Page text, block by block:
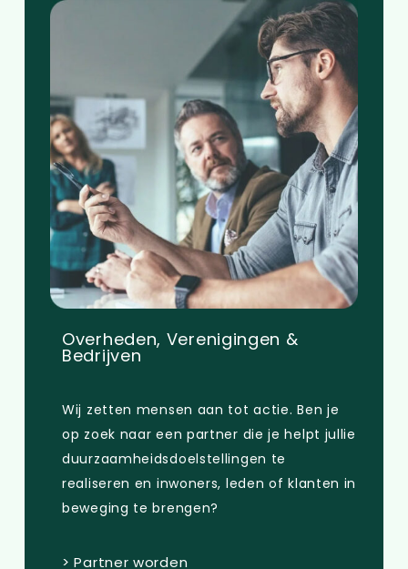
page
Overheden, Verenigingen &
Bedrijven
Wij zetten mensen aan tot actie. Ben je
op zoek naar een partner die je helpt jullie
duurzaamheidsdoelstellingen te
realiseren en inwoners, leden of klanten in
beweging te brengen?
> Partner worden